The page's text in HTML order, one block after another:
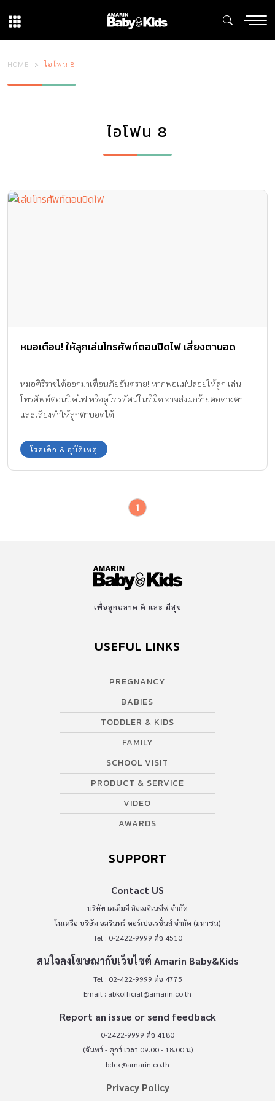
HOME ไอโฟน 8
ไอโฟน 8
หมอเตือน! ให้ลูกเล่นโทรศัพท์ตอนปิดไฟ เสี่ยงตาบอด
หมอศิริราชได้ออกมาเตือนภัยอันตราย! หากพ่อแม่ปล่อยให้ลูก เล่น
โทรศัพท์ตอนปิดไฟ หรือดูโทรทัศน์ในที่มืด อาจส่งผลร้ายต่อดวงตา
และเสี่ยงทำให้ลูกตาบอดได้
โรคเด็ก & อุบัติเหตุ
1
เพื่อลูกฉลาด ดี และ มีสุข
USEFUL LINKS
PREGNANCY
BABIES
TODDLER & KIDS
FAMILY
SCHOOL VISIT
PRODUCT & SERVICE
VIDEO
AWARDS
SUPPORT
Contact US
บริษัท เอเอ็มอี อิมเมจิเนทีฟ จำกัด
ในเครือ บริษัท อมรินทร์ คอร์เปอเรชั่นส์ จำกัด (มหาชน)
Tel : 0-2422-9999 ต่อ 4510
สนใจลงโฆษณากับเว็บไซต์ Amarin Baby&Kids
Tel : 02-422-9999 ต่อ 4775
Email : abkofficial@amarin.co.th
Report an issue or send feedback
0-2422-9999 ต่อ 4180
(จันทร์ - ศุกร์ เวลา 09.00 - 18.00 น)
bdcx@amarin.co.th
Privacy Policy